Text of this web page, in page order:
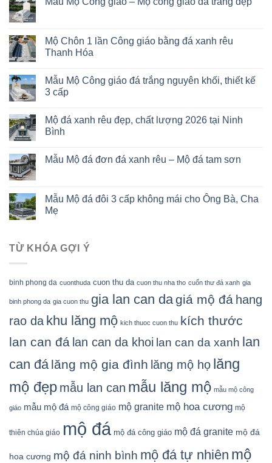
Mộ Chôn 1 lần Công giáo bằng đá xanh rêu
Thanh Hóa
Mẫu Mộ Công giáo đá trắng nguyên khối, thiết kế
3 cấp
Mộ đá xanh rêu đẹp, chất lượng 2026 tại Ninh
Bình
Mẫu Mộ đá đơn đá xanh rêu – Mộ đá tam sơn
Mẫu Mộ đá đôi 3 cấp không mái cho Ông Bà, Cha
Mẹ
TỪ KHÓA GỢI Ý
binh phong da cuonthuda cuon thu da cuon thu nha tho cuốn thư đá xanh gia
binh phong da gia cuon thu gia lan can dagiá mộ đá hang
rao da khu lăng mộ kich thuoc cuon thu kích thước
lan can đá lan can da khoi lan can da xanh lan
can đá lăng mộ gia đình lăng mộ họ lăng
mộ đẹp mẫu lan can mẫu lăng mộ mẫu mộ công
giáo mẫu mộ đá mộ công giáo mộ granite mộ hoa cương mộ
thiên chúa giáo mộ đá mộ đá công giáo mộ đá granite mộ đá
hoa cương mộ đá ninh bình mộ đá tự nhiên mộ